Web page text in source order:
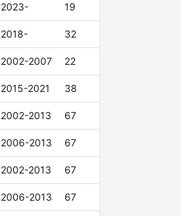
2023- 19
2018- 32
2002-2007 22
2015-2021 38
2002-2013 67
2006-2013 67
2002-2013 67
2006-2013 67